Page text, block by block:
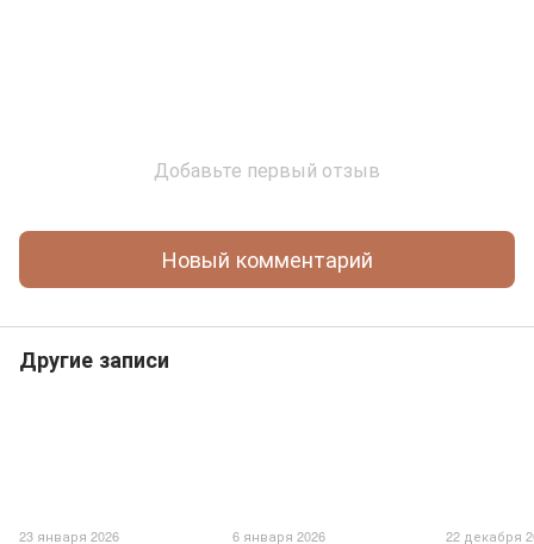
Добавьте первый отзыв
Новый комментарий
Другие записи
23 января 2026 6 января 2026 22 декабря